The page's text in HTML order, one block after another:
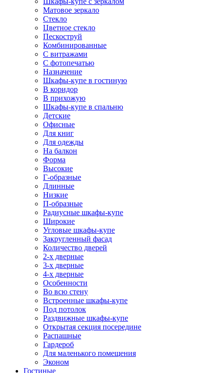
Матовое зеркало
Стекло
Цветное стекло
Пескоструй
Комбинированные
С витражами
С фотопечатью
Назначение
Шкафы-купе в гостиную
В коридор
В прихожую
Шкафы-купе в спальню
Детские
Офисные
Для книг
Для одежды
На балкон
Форма
Высокие
Г-образные
Длинные
Низкие
П-образные
Радиусные шкафы-купе
Широкие
Угловые шкафы-купе
Закругленный фасад
Количество дверей
2-х дверные
3-х дверные
4-х дверные
Особенности
Во всю стену
Встроенные шкафы-купе
Под потолок
Раздвижные шкафы-купе
Открытая секция посередине
Распашные
Гардероб
Для маленького помещения
Эконом
Гостиные